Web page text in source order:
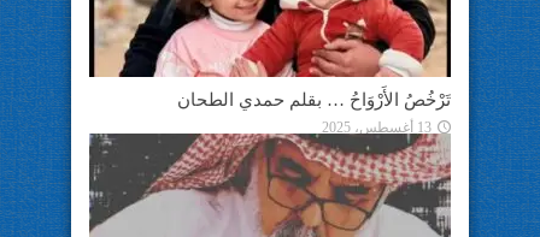
تَرْخُصُ الأَرْوَاحُ … بقلم حمدي الطحان
13 أغسطس، 2025